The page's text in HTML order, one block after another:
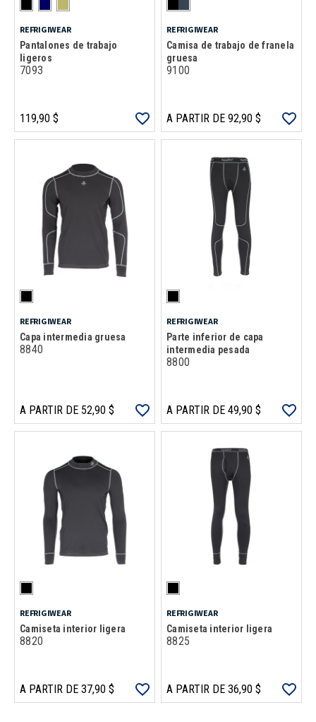
REFRIGIWEAR
Pantalones de trabajo
ligeros
7093
119,90 $
REFRIGIWEAR
Camisa de trabajo de franela
gruesa
9100
A PARTIR DE 92,90 $
REFRIGIWEAR
Capa intermedia gruesa
8840
A PARTIR DE 52,90 $
REFRIGIWEAR
Parte inferior de capa
intermedia pesada
8800
A PARTIR DE 49,90 $
REFRIGIWEAR
Camiseta interior ligera
8820
A PARTIR DE 37,90 $
REFRIGIWEAR
Camiseta interior ligera
8825
A PARTIR DE 36,90 $